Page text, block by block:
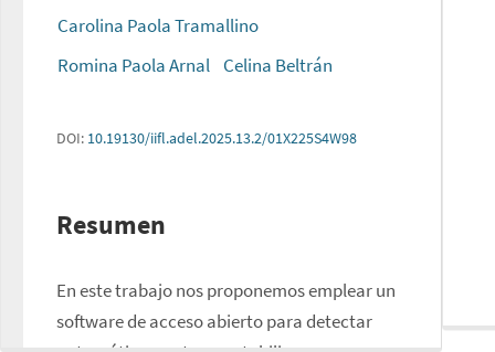
Carolina Paola Tramallino
Romina Paola Arnal Celina Beltrán
DOI: 10.19130/iifl.adel.2025.13.2/01X225S4W98
Resumen
En este trabajo nos proponemos emplear un
software de acceso abierto para detectar